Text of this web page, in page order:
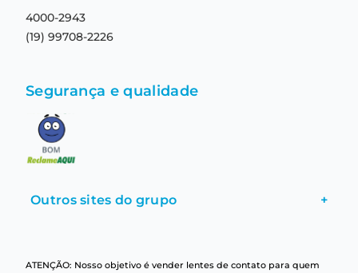
4000-2943
(19) 99708-2226
Segurança e qualidade
Outros sites do grupo +
ATENÇÃO: Nosso objetivo é vender lentes de contato para quem